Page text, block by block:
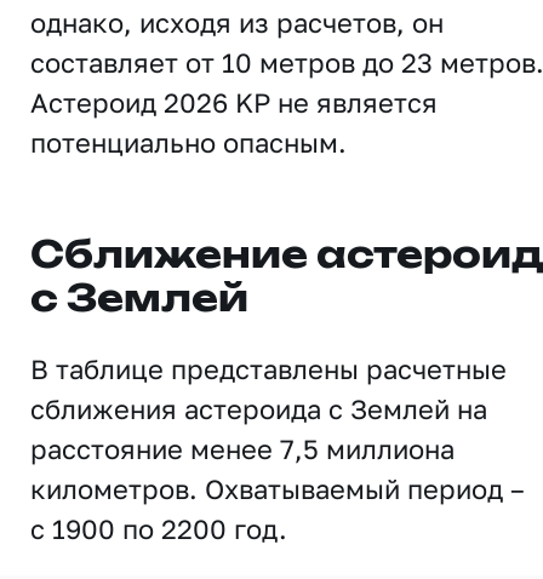
однако, исходя из расчетов, он
составляет от 10 метров до 23 метров.
Астероид 2026 KP не является
потенциально опасным.
Сближение
с Землей
В таблице представлены расчетные
сближения астероида с Землей на
расстояние менее 7,5 миллиона
километров. Охватываемый период –
с 1900 по 2200 год.